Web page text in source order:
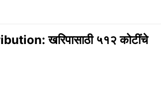
खरिपासाठी ५१२ कोटींचे